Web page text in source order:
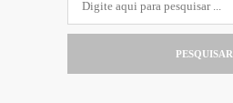
PESQUISAR